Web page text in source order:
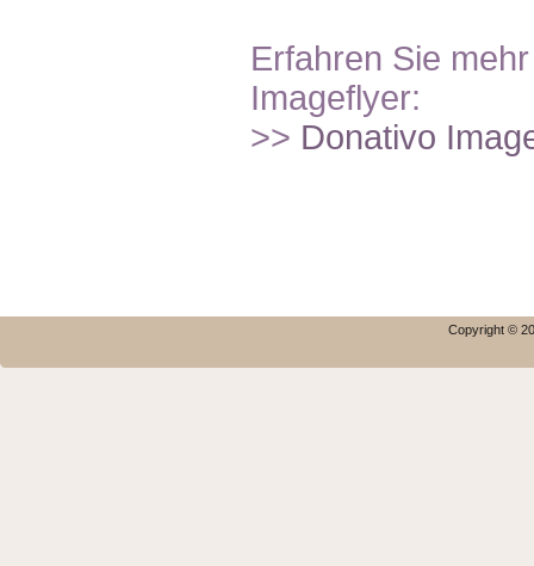
Erfahren Sie
Imageflyer:
>> Donativo
Copyright ©